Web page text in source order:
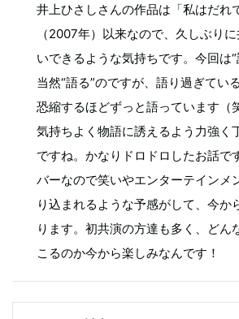
井上ひさしさんの作品は「私はだれ
（2007年）以来なので、久しぶり
いできるような気持ちです。今回は
当然“語る”のですが、語り過ぎてい
恐縮するほどずっと語っています（
気持ちよく物語に誘えるよう力強く
ですね。かなりドロドロしたお話で
バーなので笑いやエンターテインメ
り込まれるような予感がして、今か
ります。初共演の方達も多く、どん
こるのか今から楽しみなんです！